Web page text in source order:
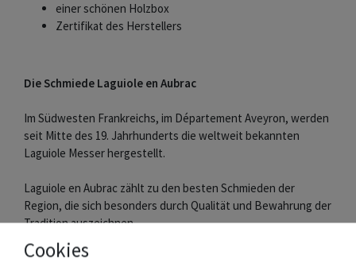
einer schönen Holzbox
Zertifikat des Herstellers
Die Schmiede Laguiole en Aubrac
Im Südwesten Frankreichs, im Département Aveyron, werden
seit Mitte des 19. Jahrhunderts die weltweit bekannten
Laguiole Messer hergestellt.
Laguiole en Aubrac zählt zu den besten Schmieden der
Region, die sich besonders durch Qualität und Bewahrung der
Tradition auszeichnen.
Messer und Griffschalen werden aus edlen Materialien in
Handarbeit gefertigt. Die Klingen ziert der berühmte
Cookies